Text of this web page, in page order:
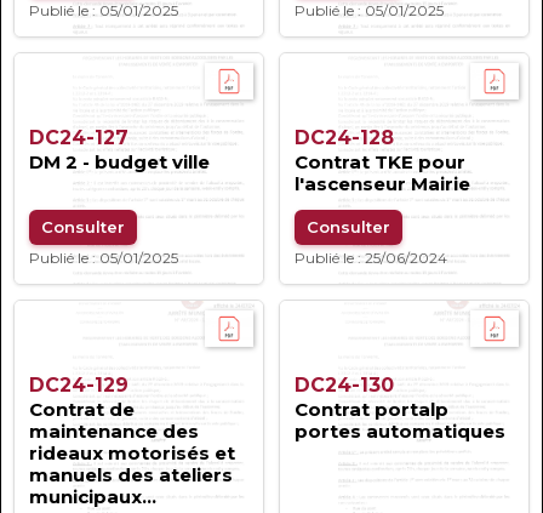
Publié le : 05/01/2025 Publié le : 05/01/2025
DC24-127
DM 2 - budget ville
Consulter
Publié le : 05/01/2025
DC24-128
Contrat TKE pour
l'ascenseur Mairie
Consulter
Publié le : 25/06/2024
DC24-129
Contrat de
maintenance des
rideaux motorisés et
manuels des ateliers
municipaux...
DC24-130
Contrat portalp
portes automatiques